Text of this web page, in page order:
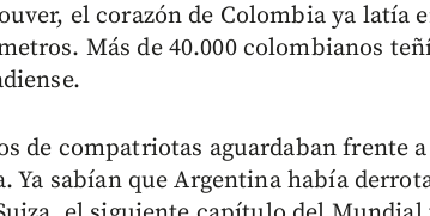
el corazón de Colombia ya latía
Más de 40.000 colombianos
de compatriotas aguardaban frente
sabían que Argentina había